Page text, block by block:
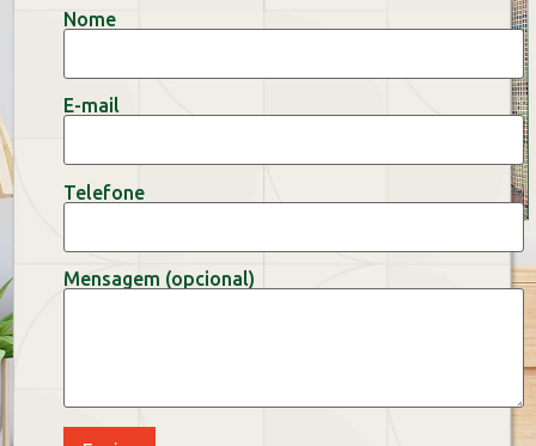
Nome
E-mail
Telefone
Mensagem (opcional)